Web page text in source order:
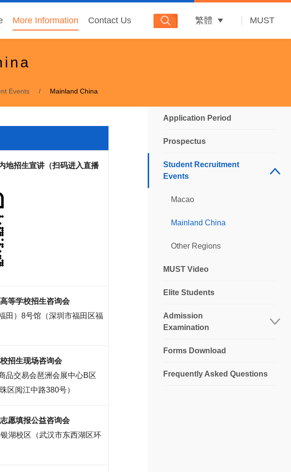
More Information Contact Us 繁體 MUST
Events Mainland China
地招生宣讲（扫码进入直播
等学校招生咨询会
田）8号馆（深圳市福田区福
招生现场咨询会
品交易会琶洲会展中心B区
区阅江中路380号）
愿填报公益咨询会
湖校区（武汉市东西湖区环
Application Period
Prospectus
Student Recruitment
Events
Macao
Mainland China
Other Regions
MUST Video
Elite Students
Admission
Examination
Languages and Mathematics
Program-specific Examinations
Forms Download
Frequently Asked Questions